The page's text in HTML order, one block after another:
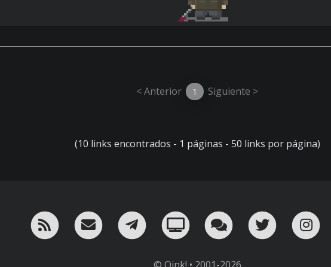
< Anterior 1 Siguiente >
(10 links encontrados - 1 páginas - 50 links por página)
RSS ¡Mándame un email!
¡Nuestro canal en Telegram!
Oink! TV Charla conTwitter